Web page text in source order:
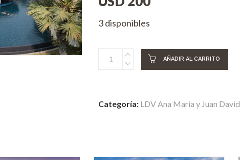
3 disponibles
Alojamiento
Palace
AÑADIR AL CARRITO
Categoría: LDV Ana Maria y Juan David